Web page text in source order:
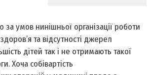
умов нинішньої організації роботи
та відсутності джерел
дітей так і не отримають такої
Хоча собівартість